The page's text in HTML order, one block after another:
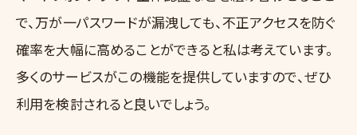
で、万が一パスワードが漏洩しても、不正アクセスを防ぐ
確率を大幅に高めることができると私は考えています。
多くのサービスがこの機能を提供していますので、ぜひ
利用を検討されると良いでしょう。